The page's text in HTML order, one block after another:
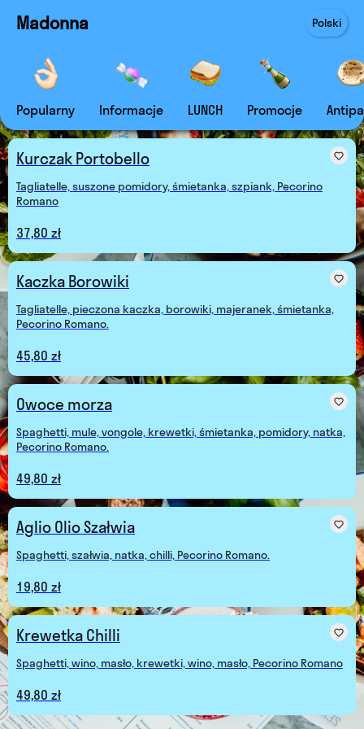
Madonna Polski
Popularny Informacje LUNCH Promocje
Kurczak Portobello
Tagliatelle, suszone pomidory, śmietanka, szpiank, Pecorino
Romano
37,80 zł
Kaczka Borowiki
Tagliatelle, pieczona kaczka, borowiki, majeranek, śmietanka,
Pecorino Romano.
45,80 zł
Owoce morza
Spaghetti, mule, vongole, krewetki, śmietanka, pomidory, natka,
Pecorino Romano.
49,80 zł
Aglio Olio Szałwia
Spaghetti, szałwia, natka, chilli, Pecorino Romano.
19,80 zł
Krewetka Chilli
Spaghetti, wino, masło, krewetki, wino, masło, Pecorino Romano
49,80 zł